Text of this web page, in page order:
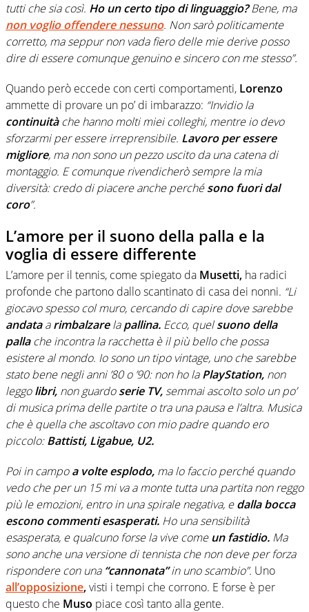
tutti che sia così. Ho un certo tipo di linguaggio?Bene, ma
non voglio offendere nessuno. Non sarò politicamente
corretto, ma seppur non vada fiero delle mie derive posso
dire di essere comunque genuino e sincero con me stesso”.
Quando però eccede con certi comportamenti, Lorenzo
ammette di provare un po’ di imbarazzo: “Invidio la
continuitàche hanno molti miei colleghi, mentre io devo
sforzarmi per essere irreprensibile. Lavoro per essere
migliore, ma non sono un pezzo uscito da una catena di
montaggio. E comunque rivendicherò sempre la mia
diversità: credo di piacere anche perchésono fuori dal
coro”.
L’amore per il suono della palla e la
voglia di essere differente
L’amore per il tennis, come spiegato da Musetti, ha radici
profonde che partono dallo scantinato di casa dei nonni. “Li
giocavo spesso col muro, cercando di capire dove sarebbe
andataarimbalzarelapallina. Ecco, quelsuono della
pallache incontra la racchetta è il più bello che possa
esistere al mondo. Io sono un tipo vintage, uno che sarebbe
stato bene negli anni ’80 o ’90: non ho laPlayStation, non
leggolibri, non guardoserie TV,semmai ascolto solo un po’
di musica prima delle partite o tra una pausa e l’altra. Musica
che è quella che ascoltavo con mio padre quando ero
piccolo:Battisti, Ligabue, U2.
Poi in campoa volte esplodo, ma lo faccio perché quando
vedo che per un 15 mi va a monte tutta una partita non reggo
più le emozioni, entro in una spirale negativa, edalla bocca
escono commenti esasperati. Ho una sensibilità
esasperata, e qualcuno forse la vive comeun fastidio. Ma
sono anche una versione di tennista che non deve per forza
rispondere con una “cannonata”in uno scambio”. Uno
all’opposizione,visti i tempi che corrono. E forse è per
questo che Muso piace così tanto alla gente.